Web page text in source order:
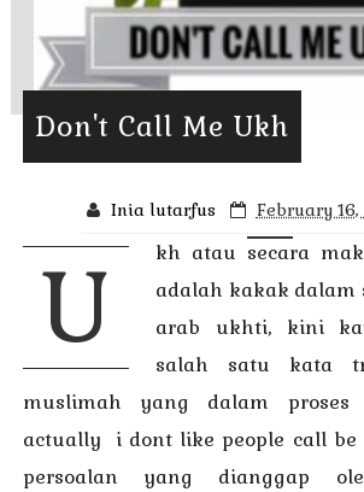
Don't Call Me Ukh
Inia lutarfus February 16,
U
kh atau secara
adalah kakak dalam
arab ukhti, kini
salah satu kata
muslimah yang dalam
actually i dont like people call be
persoalan yang dianggap